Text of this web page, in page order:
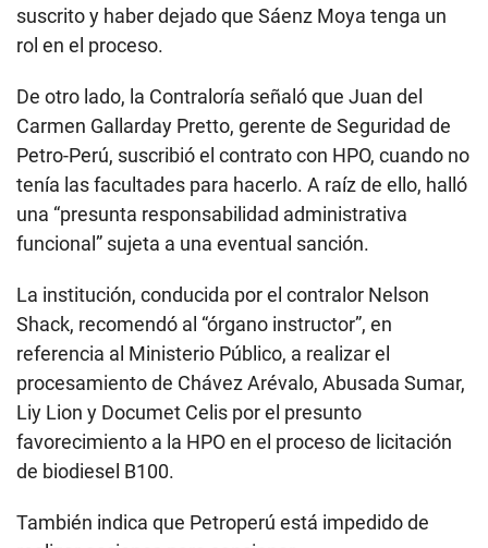
suscrito y haber dejado que Sáenz Moya tenga un
rol en el proceso.
De otro lado, la Contraloría señaló que Juan del
Carmen Gallarday Pretto, gerente de Seguridad de
Petro-Perú, suscribió el contrato con HPO, cuando no
tenía las facultades para hacerlo. A raíz de ello, halló
una “presunta responsabilidad administrativa
funcional” sujeta a una eventual sanción.
La institución, conducida por el contralor Nelson
Shack, recomendó al “órgano instructor”, en
referencia al Ministerio Público, a realizar el
procesamiento de Chávez Arévalo, Abusada Sumar,
Liy Lion y Documet Celis por el presunto
favorecimiento a la HPO en el proceso de licitación
de biodiesel B100.
También indica que Petroperú está impedido de